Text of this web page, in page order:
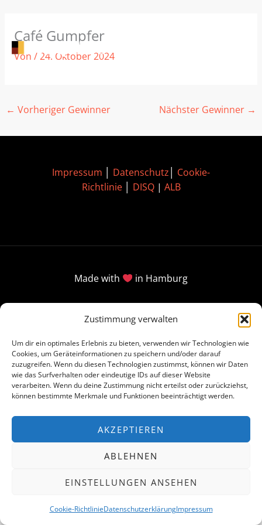
Zustimmung verwalten
Um dir ein optimales Erlebnis zu bieten, verwenden wir Technologien wie
Cookies, um Geräteinformationen zu speichern und/oder darauf
zuzugreifen. Wenn du diesen Technologien zustimmst, können wir Daten
wie das Surfverhalten oder eindeutige IDs auf dieser Website
verarbeiten. Wenn du deine Zustimmung nicht erteilst oder zurückziehst,
können bestimmte Merkmale und Funktionen beeinträchtigt werden.
AKZEPTIEREN
ABLEHNEN
EINSTELLUNGEN ANSEHEN
Cookie-RichtlinieDatenschutzerklärungImpressum
Inhalt
springen
Café Gumpfer
Von /24. Oktober 2024
← Vorheriger Gewinner Nächster Gewinner →
Impressum Datenschutz
Cookie-
Richtlinie│ DISQ| ALB
Made with in Hamburg